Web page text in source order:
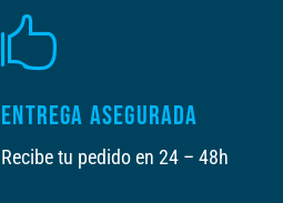

ENTREGA ASEGURADA
Recibe tu pedido en 24 – 48h